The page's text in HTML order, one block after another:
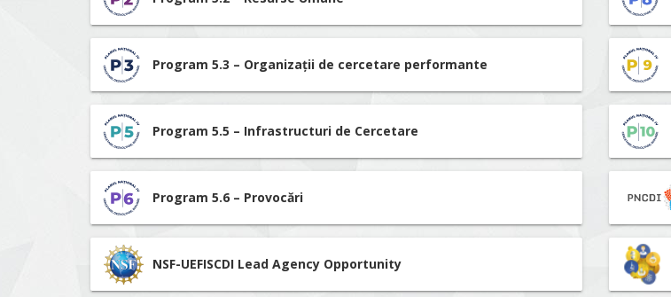
Program 5.3 – Organizații de cercetare performante
Program 5.5 – Infrastructuri de Cercetare
Program 5.6 – Provocări
NSF-UEFISCDI Lead Agency Opportunity